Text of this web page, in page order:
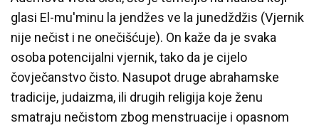
glasi El-mu'minu la jendžes ve la junedždžis (Vjernik
nije nečist i ne onečišćuje). On kaže da je svaka
osoba potencijalni vjernik, tako da je cijelo
čovječanstvo čisto. Nasupot druge abrahamske
tradicije, judaizma, ili drugih religija koje ženu
smatraju nečistom zbog menstruacije i opasnom